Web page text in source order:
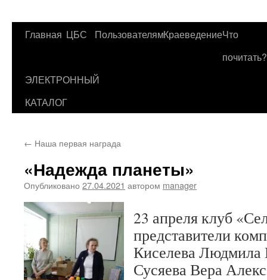
Перейти
содержимому
Главная ЦБС ПользователямКраеведениеЧто
почитать?
ЭЛЕКТРОННЫЙ
КАТАЛОГ
← Наша первая награда
«Надежда планеты»
Опубликовано 27.04.2021 автором manager
23 апреля клуб
представители
Киселева Людмила
Сусяева Вера